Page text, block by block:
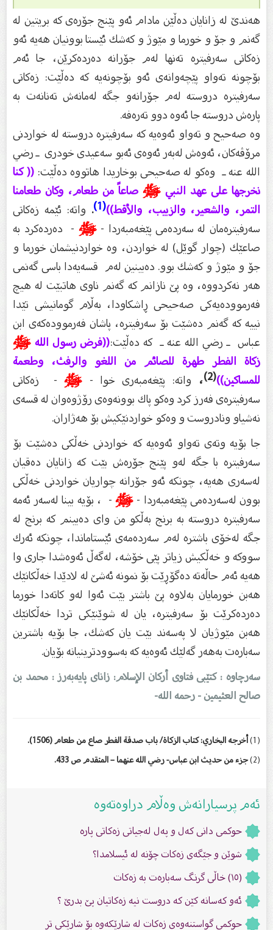
هەندێ لە زانایان دەڵێن مادام ئەو پێنج جۆرەى كە بریتین لە
گەنم و جۆ و خورما و مێوژ و كەشك ئێستا بوونیان هەیە ئەو
زەكاتى سەرفیترە تەنها لەم جۆرانە دەردەكرێن، جا ئەم
بۆچونە تەواو پێچەوانەى ئەو بۆچونەیە كە دەڵێت: زەكاتى
سەرفیترە دروستە لەم جۆرانەو جگە لەمانەش تەنانەت بە
پارەش دروستە جا ئەوە دوو تەرەفە.
وە صەحیح و تەواو ئەوەیە كە سەرفیترە دروستە لە خواردنى
مرۆڤەكان، ئەوەش لەبەر ئەوەى ئەبو سەعیدى خودرى ـ رضي
الله عنه ـ وەكو لە صەحیحى بوخاریدا هاتووە دەڵێت:(( كنا
نخرجها على عهد النبيﷺصاعاً من طعام، وكان طعامنا
التمر، والشعير، والزبيب، والأقط))(1)
.واتە: ئێمە زەكاتى
سەرفیترەمان لە سەردەمى پێغەمبەردا - ﷺ- دەردەكرد بە
صاعێك (چوار گوێل) لە خواردن، وە خواردنیشمان خورما و
جۆ و مێوژ و كەشك بوو. دەبینین لەم قسەیەدا باسی گەنمى
هەر نەكردووە، وە پێ نازانم كە گەنم ناوى هاتبێت لە هیچ
فەرموودەیەكى صەحیحى ڕاشكاودا، بەڵام گومانیشی تێدا
نییە كە گەنم دەشێت بۆ سەرفیترە، پاشان فەرموودەكەى ابن
عباس ـ رضي الله عنه ـ كە دەڵێت:))فرض رسول اللهﷺ
زكاة الفطر طهرة للصائم من اللغو والرفث، وطعمة
للمساكين((
(2) ،واتە: پێغەمبەرى خوا -ﷺ- زەكاتى
سەرفیترەى فەرز كرد وەكو پاك بوونەوەى رۆژوەوان لە قسەى
نەشیاو ونادروست و وەكو خواردنێكیش بۆ هەژاران.
جا بۆیە وتەى تەواو ئەوەیە كە خواردنى خەڵكى دەشێت بۆ
سەرفیترە با جگە لەو پێنج جۆرەش بێت كە زانایان دەقیان
لەسەرى هەیە، چونكە ئەو جۆرانە چواریان خواردنى خەڵكى
بوون لەسەردەمى پێغەمبەردا - ﷺ- ، بۆیە بینا لەسەر ئەمە
سەرفیترە دروستە بە برنج بەڵكو من واى دەبینم كە برنج لە
جگە لەخۆى باشترە لەم سەردەمەى ئێستاماندا، چونكە ئەرك
سووكە و خەڵكیش زیاتر پێى خۆشە، لەگەڵ ئەوەشدا جارى وا
هەیە ئەم حاڵەتە دەگۆڕێت بۆ نمونە ئەشێ لە لادێدا خەڵكانێك
هەبن خورمایان بەلاوە پێ باشتر بێت ئەوا لەو كاتەدا خورما
دەردەكرێت بۆ سەرفیترە، یان لە شوێنێكى تردا خەڵكانێك
هەبن مێوژیان لا پەسەند بێت یان كەشك، جا بۆیە باشترین
سەبارەت بەهەر گەلێك ئەوەیە كە بەسوودترینیانە بۆیان.
سەرچاوە : کتێبی فتاوى أرکان الإسلام: زاناى پایەبەرز : محمد بن
صالح العثیمین - رحمه الله-
)أخرجه البخاري: كتاب الزكاة/ باب صدقة الفطر صاع من طعام (1506).
)جزء من حديث ابن عباس- رضي الله عنهما – المتقدم ص 433.
ئەم پرسیارانەش وەڵام دراوەتەوە
حوکمی دانی کەل و پەل لەجیاتی زەکاتی پارە
شوێن و جێگەى زەکات چۆنە لە ئیسلامدا؟
(١٥) خاڵی گرنگ سەبارەت بە زەکات
ئەو کەسانە کێن کە دروست نیە زەکاتیان پێ بدرێ ؟
حوکمی گواستنەوەی زەکات لە شارێکەوە بۆ شارێکی تر